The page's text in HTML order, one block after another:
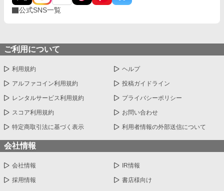
公式SNS一覧
ご利用について
利用規約 ヘルプ
アルファコイン利用規約 投稿ガイドライン
レンタルサービス利用規約 プライバシーポリシー
スコア利用規約 お問い合わせ
特定商取引法に基づく表示 利用者情報の外部送信について
会社情報
会社情報 IR情報
採用情報 書店様向け